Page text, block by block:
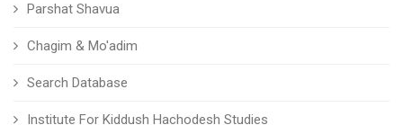
Parshat Shavua
Chagim & Mo'adim
Search Database
Institute For Kiddush Hachodesh Studies